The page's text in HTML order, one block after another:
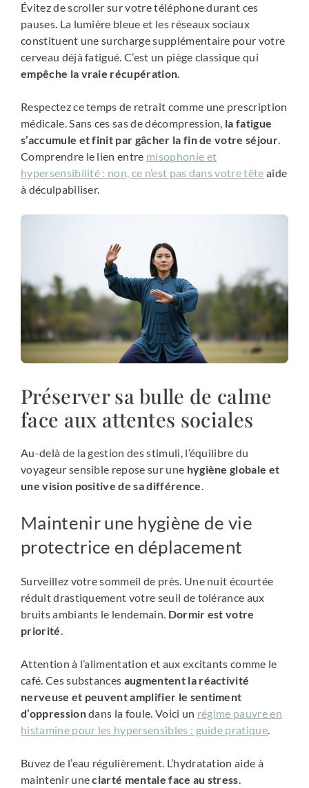
Évitez de scroller sur votre téléphone durant ces
pauses. La lumière bleue et les réseaux sociaux
constituent une surcharge supplémentaire pour votre
cerveau déjà fatigué. C’est un piège classique qui
empêche la vraie récupération
Respectez ce temps de retrait comme une prescription
médicale. Sans ces sas de décompression, la fatigue
s’accumule et finit par gâcher la fin de votre séjour.
Comprendre le lien entre misophonie et
hypersensibilité : non, ce n’est pas dans votre tête aide
à déculpabiliser.
Préserver sa bulle de calme
face aux attentes sociales
Au-delà de la gestion des stimuli, l’équilibre du
voyageur sensible repose sur une hygiène globale et
une vision positive de sa différence.
Maintenir une hygiène de vie
protectrice en déplacement
Surveillez votre sommeil de près. Une nuit écourtée
réduit drastiquement votre seuil de tolérance aux
bruits ambiants le lendemain. Dormir est votre
priorité.
Attention à l’alimentation et aux excitants comme le
café. Ces substances augmentent la réactivité
nerveuse et peuvent amplifier le sentiment
d’oppressiondans la foule. Voici un régime pauvre en
histamine pour les hypersensibles : guide pratique.
Buvez de l’eau régulièrement. L’hydratation aide à
maintenir uneclarté mentale face au stress.